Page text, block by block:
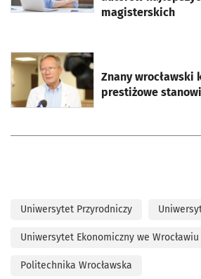
magisterskich
Znany wrocławski
prestiżowe
otworzy się w nowej karcie
Uniwersytet Przyrodniczy
Uniwersytet Ekonomiczny we Wrocławiu
Politechnika Wrocławska